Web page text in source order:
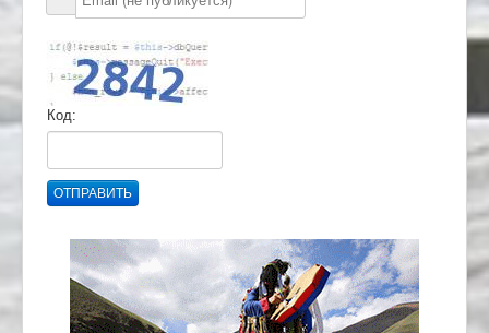
Код:
ОТПРАВИТЬ